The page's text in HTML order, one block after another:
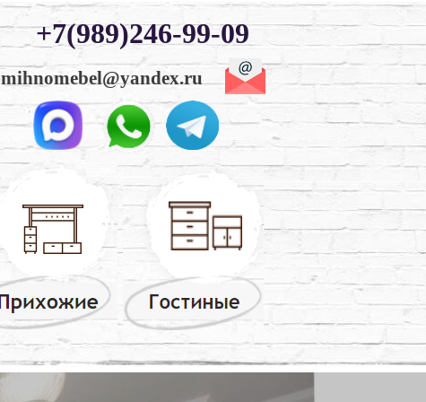
mihnomebel@yandex.ru
+7(989)246-99-09